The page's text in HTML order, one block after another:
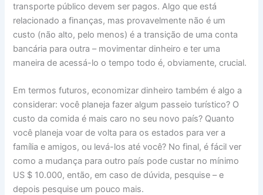
transporte público devem ser pagos. Algo que está
relacionado a finanças, mas provavelmente não é um
custo (não alto, pelo menos) é a transição de uma conta
bancária para outra – movimentar dinheiro e ter uma
maneira de acessá-lo o tempo todo é, obviamente, crucial.
Em termos futuros, economizar dinheiro também é algo a
considerar: você planeja fazer algum passeio turístico? O
custo da comida é mais caro no seu novo país? Quanto
você planeja voar de volta para os estados para ver a
família e amigos, ou levá-los até você? No final, é fácil ver
como a mudança para outro país pode custar no mínimo
US $ 10.000, então, em caso de dúvida, pesquise – e
depois pesquise um pouco mais.